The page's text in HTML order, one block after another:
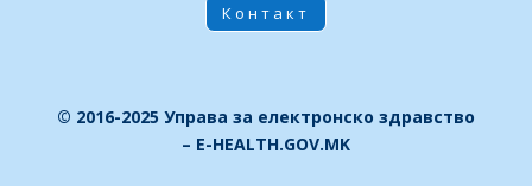
Контакт
© 2016-2025 Управа за електронско здравство
– E-HEALTH.GOV.MK